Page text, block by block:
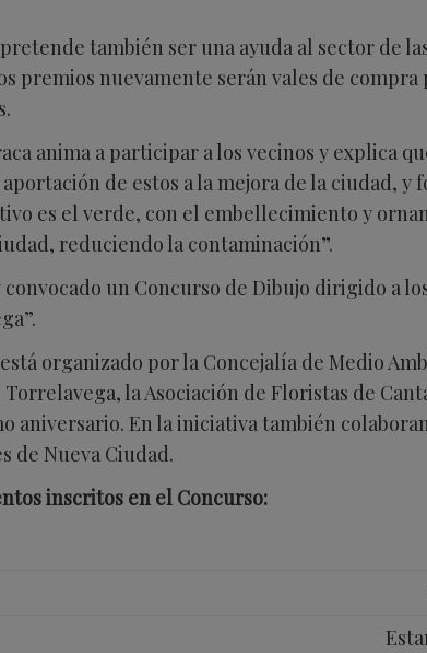
también ser una ayuda al sector de
premios nuevamente serán vales de
anima a participar a los vecinos y explica
de estos a la mejora de la ciudad,
es el verde, con el embellecimiento y
reduciendo la contaminación”.
convocado un Concurso de Dibujo dirigido a
organizado por la Concejalía de Medio
la Asociación de Floristas de
aniversario. En la iniciativa también
de Nueva Ciudad.
inscritos en el Concurso: